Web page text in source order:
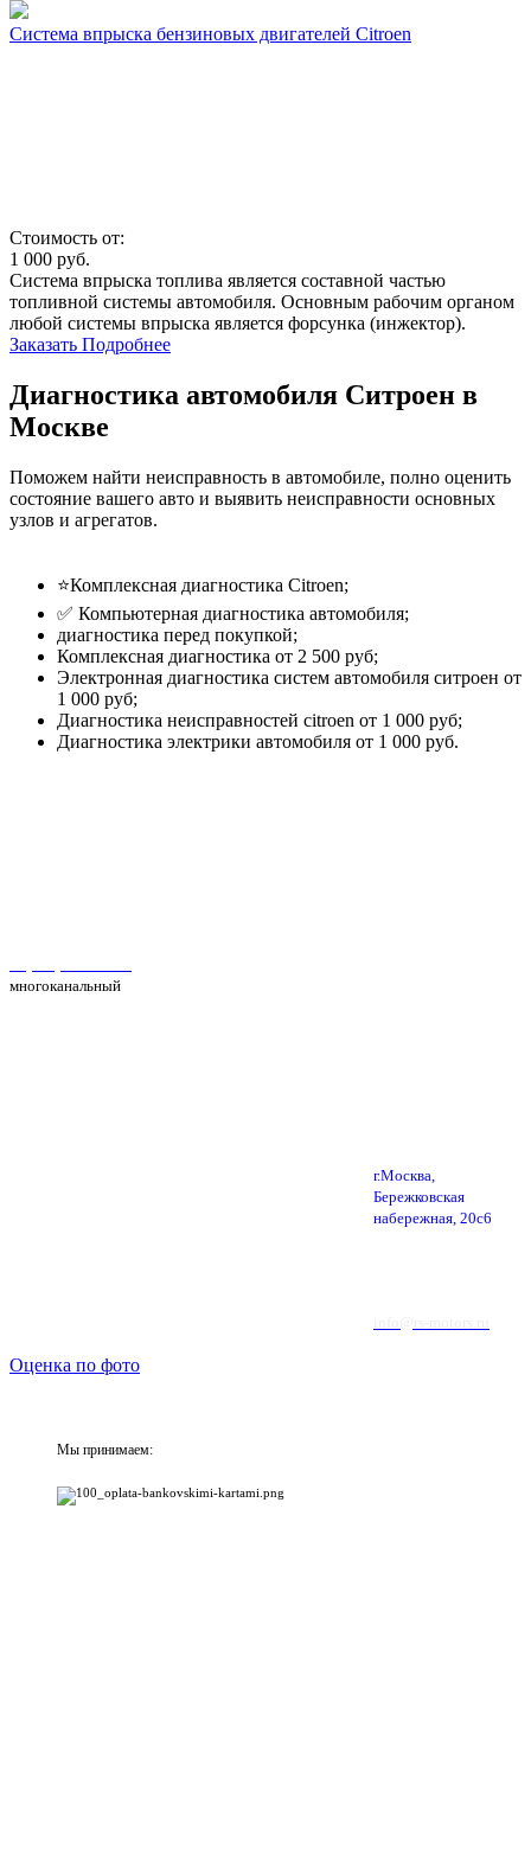
Система впрыска бензиновых двигателей Citroen
Стоимость от:
1 000 руб.
Система впрыска топлива является составной частью
топливной системы автомобиля. Основным рабочим органом
любой системы впрыска является форсунка (инжектор).
Заказать Подробнее
Диагностика автомобиля Ситроен в
Москве
Поможем найти неисправность в автомобиле, полно оценить
состояние вашего авто и выявить неисправности основных
узлов и агрегатов.
⭐Комплексная диагностика Citroen;
✅ Компьютерная диагностика автомобиля;
диагностика перед покупкой;
Комплексная диагностика от 2 500 руб;
Электронная диагностика систем автомобиля ситроен от
1 000 руб;
Диагностика неисправностей citroen от 1 000 руб;
Диагностика электрики автомобиля от 1 000 руб.
многоканальный
г.Москва,
Бережковская
набережная, 20с6
Оценка по фото
Мы принимаем: